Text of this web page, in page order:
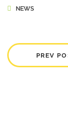
NEWS
PREV